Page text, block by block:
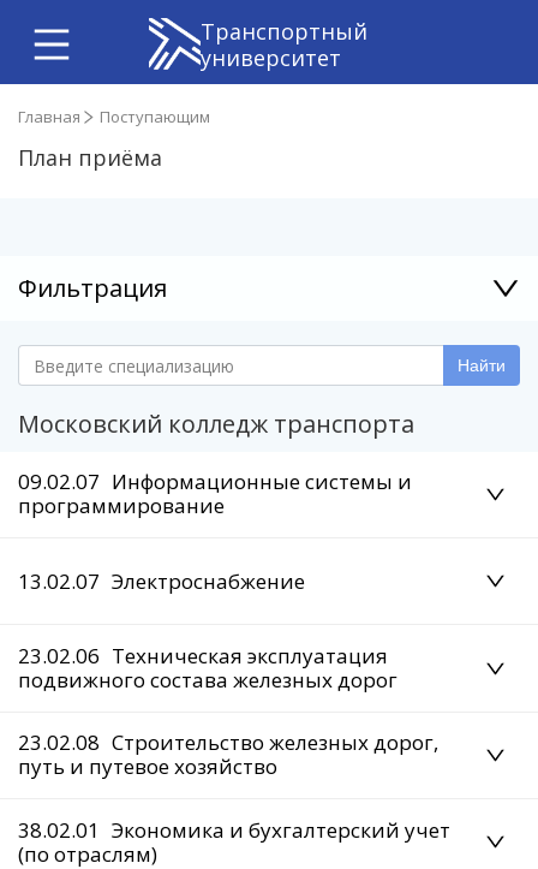
Транспортный
университет
Главная Поступающим
План приёма
Фильтрация
Найти
Московский колледж транспорта
09.02.07 Информационные системы и
программирование
13.02.07 Электроснабжение
23.02.06 Техническая эксплуатация
подвижного состава железных дорог
23.02.08 Строительство железных дорог,
путь и путевое хозяйство
38.02.01 Экономика и бухгалтерский учет
(по отраслям)